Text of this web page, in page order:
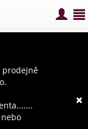
×
prodejně